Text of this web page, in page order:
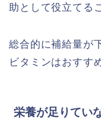
助として役立てる
総合的に補給量が
ビタミンはおすす
栄養が足りてい